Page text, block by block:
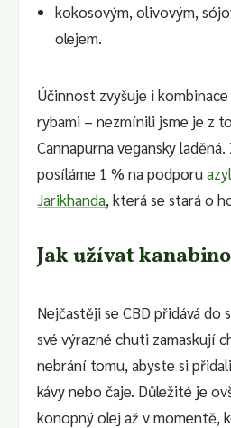
kokosovým, olivovým,
olejem.
Účinnost zvyšuje i
rybami – nezmínili jsme je z
Cannapurna vegansky
posíláme 1 % na podporu
Jarikhanda, která se stará o
Jak užívat
Nejčastěji se CBD přidává
své výrazné chuti zamaskují
nebrání tomu, abyste si
kávy nebo čaje. Důležité je
konopný olej až v momentě,